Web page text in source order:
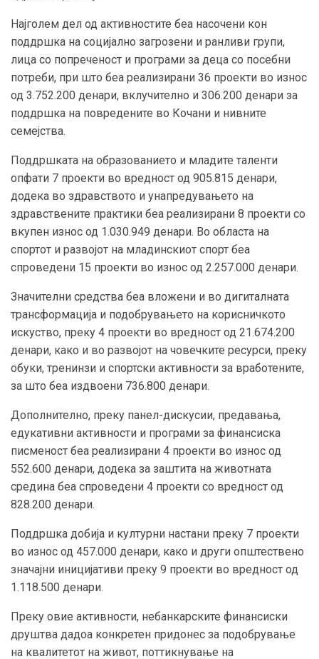
Најголем дел од активностите беа насочени кон
поддршка на социјално загрозени и ранливи групи,
лица со попреченост и програми за деца со посебни
потреби, при што беа реализирани 36 проекти во износ
од 3.752.200 денари, вклучително и 306.200 денари за
поддршка на повредените во Кочани и нивните
семејства.
Поддршката на образованието и младите таленти
опфати 7 проекти во вредност од 905.815 денари,
додека во здравството и унапредувањето на
здравствените практики беа реализирани 8 проекти со
вкупен износ од 1.030.949 денари. Во областа на
спортот и развојот на младинскиот спорт беа
спроведени 15 проекти во износ од 2.257.000 денари.
Значителни средства беа вложени и во дигиталната
трансформација и подобрувањето на корисничкото
искуство, преку 4 проекти во вредност од 21.674.200
денари, како и во развојот на човечките ресурси, преку
обуки, тренинзи и спортски активности за вработените,
за што беа издвоени 736.800 денари.
Дополнително, преку панел-дискусии, предавања,
едукативни активности и програми за финансиска
писменост беа реализирани 4 проекти во износ од
552.600 денари, додека за заштита на животната
средина беа спроведени 4 проекти со вредност од
828.200 денари.
Поддршка добија и културни настани преку 7 проекти
во износ од 457.000 денари, како и други општествено
значајни иницијативи преку 9 проекти во вредност од
1.118.500 денари.
Преку овие активности, небанкарските финансиски
друштва дадоа конкретен придонес за подобрување
на квалитетот на живот, поттикнување на